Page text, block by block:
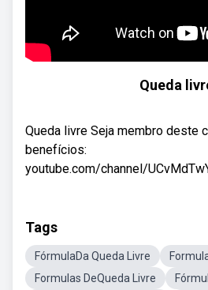
Queda
Queda livre Seja membro deste
benefícios:
youtube.com/channel/
Tags
FórmulaDa Queda Livre
Formulas DeQueda Livre